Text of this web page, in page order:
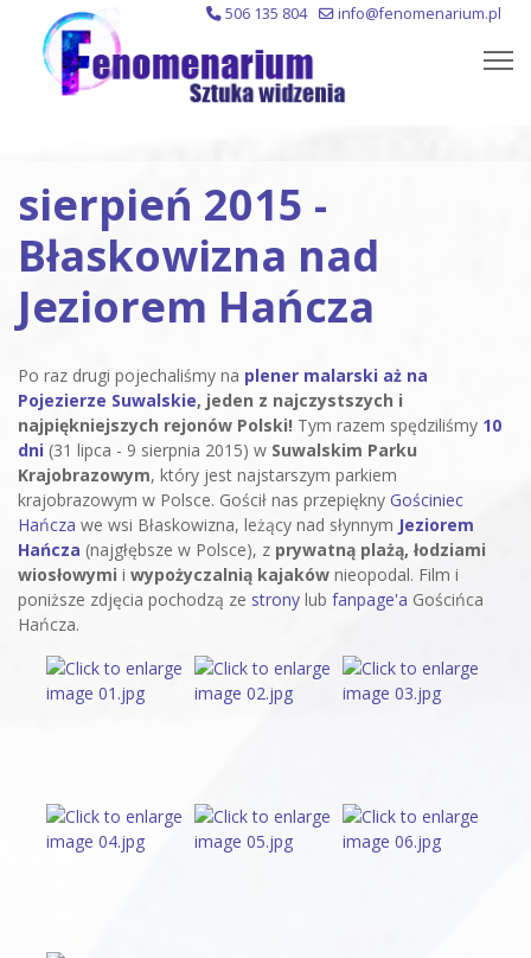
506 135 804 info@fenomenarium.pl
sierpień 2015 -
Błaskowizna nad
Jeziorem Hańcza
Po raz drugi pojechaliśmy na plener malarski aż na
Pojezierze Suwalskie, jeden z najczystszych i
najpiękniejszych rejonów Polski! Tym razem spędziliśmy 10
dni (31 lipca - 9 sierpnia 2015) w Suwalskim Parku
Krajobrazowym, który jest najstarszym parkiem
krajobrazowym w Polsce. Gościł nas przepiękny Gościniec
Hańcza we wsi Błaskowizna, leżący nad słynnym Jeziorem
Hańcza (najgłębsze w Polsce), z prywatną plażą, łodziami
wiosłowymi i wypożyczalnią kajaków nieopodal. Film i
poniższe zdjęcia pochodzą ze strony lub fanpage'a Gościńca
Hańcza.